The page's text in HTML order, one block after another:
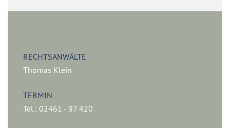
RECHTSANWÄLTE
Thomas Klein
TERMIN
Tel.: 02461 - 97 420